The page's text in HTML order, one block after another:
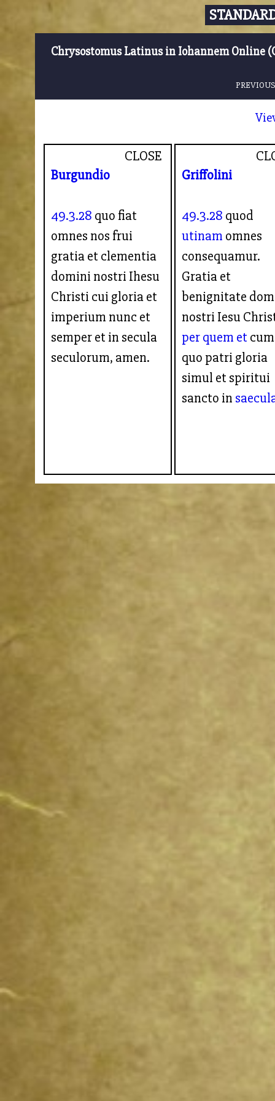
Chrysostomus Latinus in Iohannem Online
CLOSE
Burgundio
49.3.28 quo fiat
omnes nos frui
gratia et clementia
domini nostri Ihesu
Christi cui gloria et
imperium nunc et
semper et in secula
seculorum, amen.
Griffolini
49.3.28 quod
utinam omnes
consequamur.
Gratia et
benignitate
nostri Iesu
per quem et cum
quo patri gloria
simul et spiritui
sancto in